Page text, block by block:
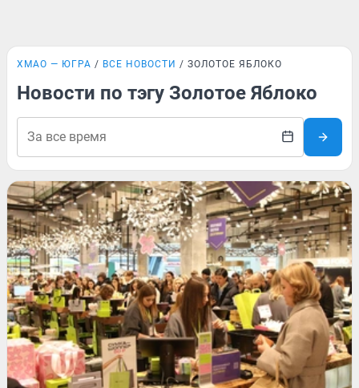
ХМАО — ЮГРА ВСЕ НОВОСТИ ЗОЛОТОЕ ЯБЛОКО
Новости по тэгу Золотое Яблоко